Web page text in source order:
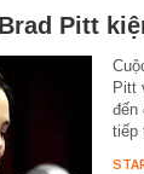
Pitt
Pitt
đến
tiếp